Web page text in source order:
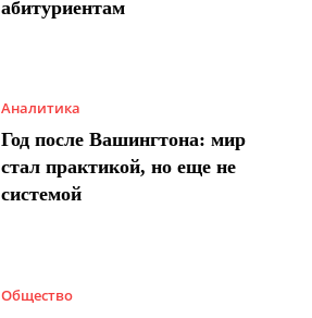
абитуриентам
Аналитика
Год после Вашингтона: мир
стал практикой, но еще не
системой
Общество